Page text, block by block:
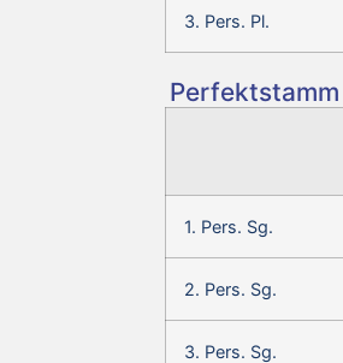
3. Pers. Pl.
1. Pers. Sg.
2. Pers. Sg.
3. Pers. Sg.